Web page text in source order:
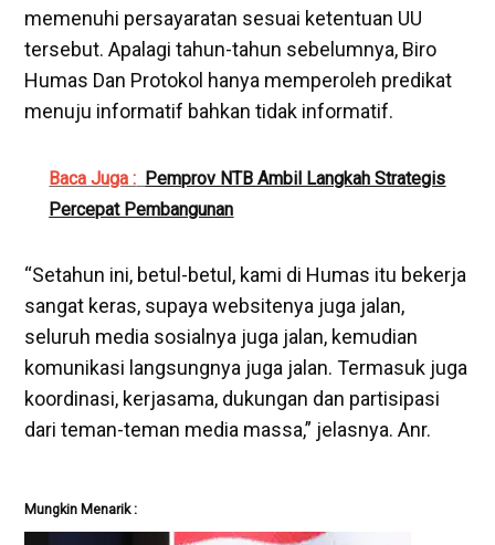
memenuhi persayaratan sesuai ketentuan UU
tersebut. Apalagi tahun-tahun sebelumnya, Biro
Humas Dan Protokol hanya memperoleh predikat
menuju informatif bahkan tidak informatif.
Baca Juga : Pemprov NTB Ambil Langkah Strategis
Percepat Pembangunan
“Setahun ini, betul-betul, kami di Humas itu bekerja
sangat keras, supaya websitenya juga jalan,
seluruh media sosialnya juga jalan, kemudian
komunikasi langsungnya juga jalan. Termasuk juga
koordinasi, kerjasama, dukungan dan partisipasi
dari teman-teman media massa,” jelasnya. Anr.
Mungkin Menarik :